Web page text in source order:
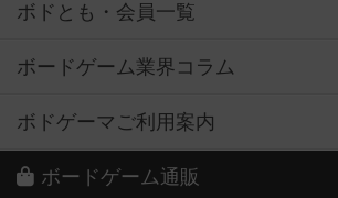
ボドとも・会員一覧
ボードゲーム業界コラム
ボドゲーマご利用案内
ボードゲーム通販